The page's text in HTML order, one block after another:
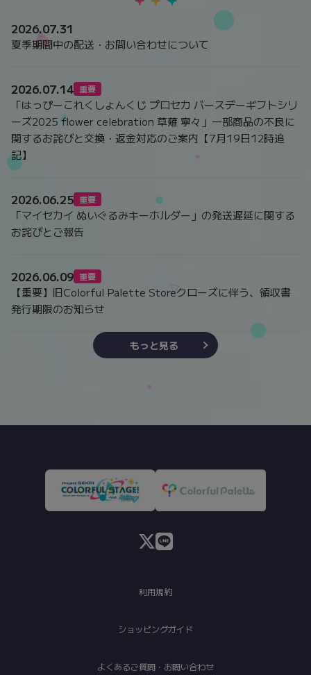
2026.07.31
夏季期間中の配送・お問い合わせについて
2026.07.14 重要
「はっぴーこれくしょんくじ プロセカ バースデーギフトシリ
ーズ2025 flower celebration 草薙 寧々」一部商品の不良に
関するお詫びと交換・返金対応のご案内【7月19日12時追
記】
2026.06.25 重要
「マイセカイ ぬいぐるみキーホルダー」の発送遅延に関する
お詫びとご報告
2026.06.09 重要
【重要】旧Colorful Palette Storeクローズに伴う、領収書
発行期限のお知らせ
もっと見る
利用規約
ショッピングガイド
よくあるご質問・お問い合わせ